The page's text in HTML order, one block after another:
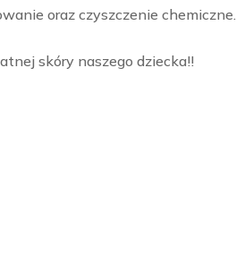
oraz czyszczenie chemiczne.
skóry naszego dziecka!!